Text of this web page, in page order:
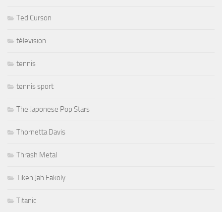
Ted Curson
télevision
tennis
tennis sport
The Japonese Pop Stars
Thornetta Davis
Thrash Metal
Tiken Jah Fakoly
Titanic